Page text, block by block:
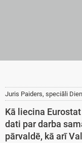
Juris Paiders, speciāli
Kā liecina
dati par darba
pārvaldē, kā arī